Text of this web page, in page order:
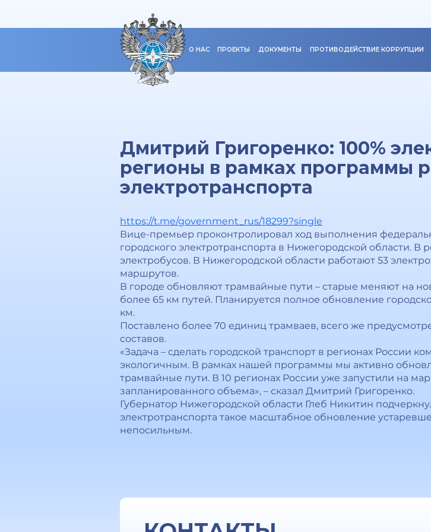
О НАС ПРОЕКТЫ ДОКУМЕНТЫ ПРОТИВОДЕЙСТВИЕ КОРРУПЦИИ
Дмитрий Григоренко: 100%
регионы в рамках программы
электротранспорта
https://t.me/government_rus/18299?single
Вице-премьер проконтролировал ход выполнения
городского электротранспорта в Нижегородской области. В
электробусов. В Нижегородской области работают 53
маршрутов.
В городе обновляют трамвайные пути – старые меняют на
более 65 км путей. Планируется полное обновление
км.
Поставлено более 70 единиц трамваев, всего же
составов.
«Задача – сделать городской транспорт в регионах
экологичным. В рамках нашей программы мы активно
трамвайные пути. В 10 регионах России уже запустили на
запланированного объема», – сказал Дмитрий Григоренко.
Губернатор Нижегородской области Глеб Никитин
электротранспорта такое масштабное обновление
непосильным.